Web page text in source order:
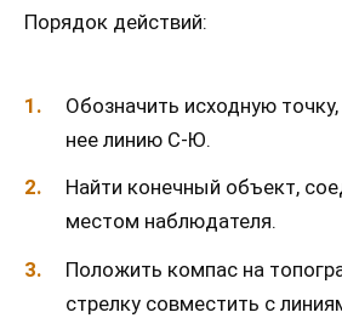
Порядок действий:
Обозначить исходную
нее линию С-Ю.
Найти конечный объект,
местом наблюдателя.
Положить компас на
стрелку совместить с